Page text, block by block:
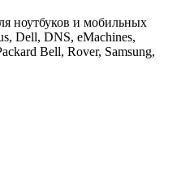
ноутбуков и мобильных
Dell, DNS, eMachines,
Bell, Rover, Samsung,